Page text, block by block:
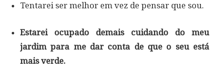
Tentarei ser melhor em vez de pensar que sou.
Estarei ocupado demais cuidando do meu
jardim para me dar conta de que o seu está
mais verde.